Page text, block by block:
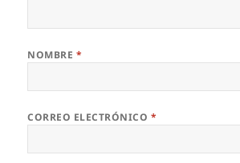
NOMBRE *
CORREO ELECTRÓNICO *